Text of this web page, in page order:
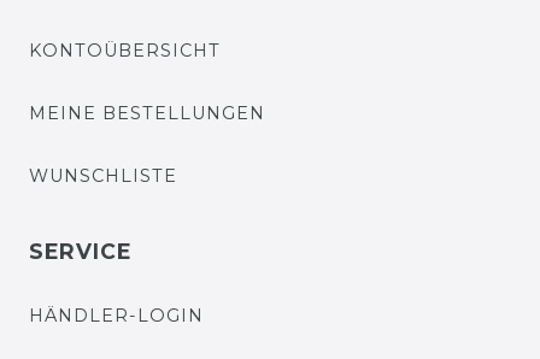
KONTOÜBERSICHT
MEINE BESTELLUNGEN
WUNSCHLISTE
SERVICE
HÄNDLER-LOGIN